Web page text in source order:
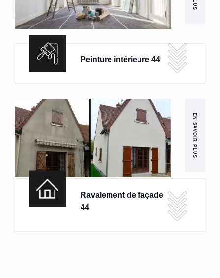
Peinture intérieure 44
EN SAVOIR PLUS
Ravalement de façade
44